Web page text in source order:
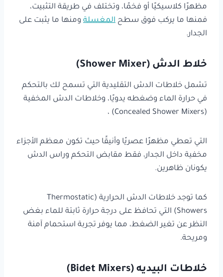
مظهرًا كلاسيكيًا أو فخمًا، وتختلف في طريقة التثبيت،
فمنها ما يركب فوق سطح المغسلة ومنها ما يثبت على
الجدار.
خلاط الدش (Shower Mixer)
تشمل خلاطات الدش التقليدية التي تسمح لك بالتحكم
في حرارة الماء وضغطه يدويًا، وخلاطات الدش المخفية
(Concealed Shower Mixers) ،
التي تعطي مظهرًا عصريًا وأنيقًا حيث تكون معظم الأجزاء
مخفية داخل الجدار، فقط مقابض التحكم وراس الدش
يكونان ظاهرين.
كما توجد خلاطات الدش الحرارية (Thermostatic
Showers) التي تحافظ على درجة حرارة ثابتة للماء بغض
النظر عن تغير الضغط، مما يوفر تجربة استحمام آمنة
ومريحة.
خلاطات البيديه (Bidet Mixers)